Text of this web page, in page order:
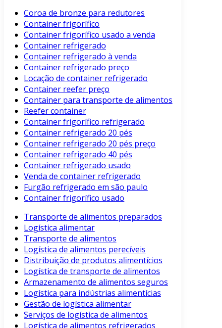
Coroa de bronze para redutores
Container frigorífico
Container frigorífico usado a venda
Container refrigerado
Container refrigerado à venda
Container refrigerado preço
Locação de container refrigerado
Container reefer preço
Container para transporte de alimentos
Reefer container
Container frigorífico refrigerado
Container refrigerado 20 pés
Container refrigerado 20 pés preço
Container refrigerado 40 pés
Container refrigerado usado
Venda de container refrigerado
Furgão refrigerado em são paulo
Container frigorífico usado
Transporte de alimentos preparados
Logística alimentar
Transporte de alimentos
Logística de alimentos perecíveis
Distribuição de produtos alimentícios
Logística de transporte de alimentos
Armazenamento de alimentos seguros
Logística para indústrias alimentícias
Gestão de logística alimentar
Serviços de logística de alimentos
Logística de alimentos refrigerados